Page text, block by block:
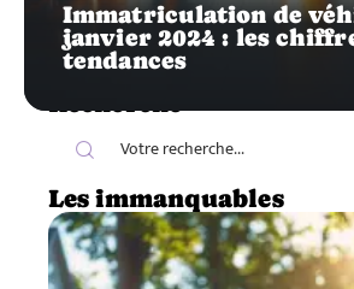
Immatriculation de
janvier 2024 : les
tendances
Recherche
Les immanquables